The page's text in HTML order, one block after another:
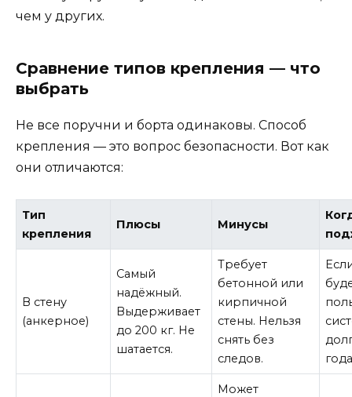
чем у других.
Сравнение типов крепления — что
выбрать
Не все поручни и борта одинаковы. Способ
крепления — это вопрос безопасности. Вот как
они отличаются:
Тип
крепления
Плюсы Минусы
В стену
(анкерное)
Самый
надёжный.
Выдерживает
до 200 кг. Не
шатается.
Требует
бетонной или
кирпичной
стены. Нельзя
снять без
следов.
Может